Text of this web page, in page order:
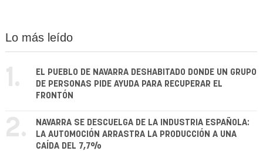
Lo más leído
1.
EL PUEBLO DE NAVARRA DESHABITADO DONDE UN GRUPO
DE PERSONAS PIDE AYUDA PARA RECUPERAR EL
FRONTÓN
2.
NAVARRA SE DESCUELGA DE LA INDUSTRIA ESPAÑOLA:
LA AUTOMOCIÓN ARRASTRA LA PRODUCCIÓN A UNA
CAÍDA DEL 7,7%